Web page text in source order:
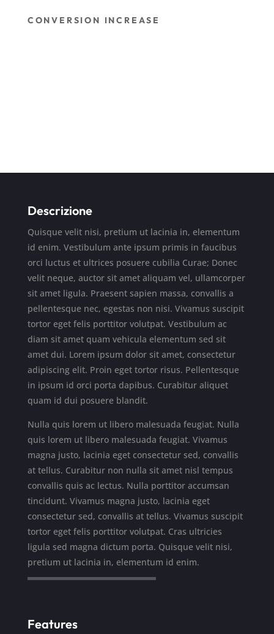
CONVERSION INCREASE
Descrizione
Quisque velit nisi, pretium ut lacinia in, elementum
id enim. Vestibulum ante ipsum primis in faucibus
orci luctus et ultrices posuere cubilia Curae; Donec
velit neque, auctor sit amet aliquam vel, ullamcorper
sit amet ligula. Praesent sapien massa, convallis a
pellentesque nec, egestas non nisi. Vivamus suscipit
tortor eget felis porttitor volutpat. Vestibulum ac
diam sit amet quam vehicula elementum sed sit
amet dui. Lorem ipsum dolor sit amet, consectetur
adipiscing elit. Proin eget tortor risus. Pellentesque
in ipsum id orci porta dapibus. Curabitur aliquet
quam id dui posuere blandit.
Nulla quis lorem ut libero malesuada feugiat. Nulla
quis lorem ut libero malesuada feugiat. Vivamus
magna justo, lacinia eget consectetur sed, convallis
at tellus. Curabitur non nulla sit amet nisl tempus
convallis quis ac lectus. Nulla porttitor accumsan
tincidunt. Vivamus magna justo, lacinia eget
consectetur sed, convallis at tellus. Vivamus suscipit
tortor eget felis porttitor volutpat. Cras ultricies
ligula sed magna dictum porta. Quisque velit nisi,
pretium ut lacinia in, elementum id enim.
Features